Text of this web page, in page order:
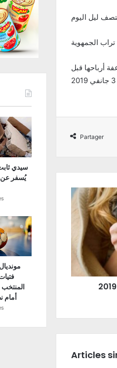
أرباحها قبل
Partager
Articles
سيدي
يُسفر عن
المنتخب
أمام